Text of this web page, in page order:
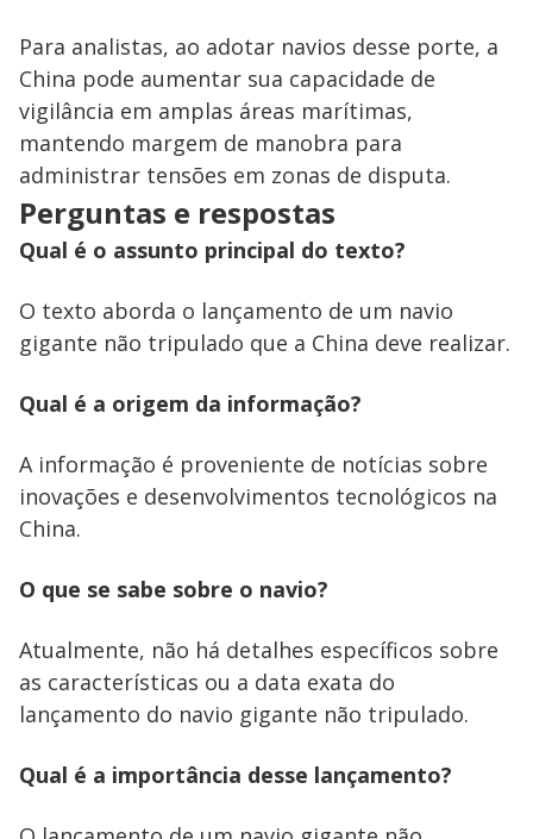
o
Para analistas, ao adotar navios desse porte, a
China pode aumentar sua capacidade de
vigilância em amplas áreas marítimas,
mantendo margem de manobra para
administrar tensões em zonas de disputa.
Perguntas e respostas
Qual é o assunto principal do texto?
O texto aborda o lançamento de um navio
gigante não tripulado que a China deve realizar.
Qual é a origem da informação?
A informação é proveniente de notícias sobre
inovações e desenvolvimentos tecnológicos na
China.
O que se sabe sobre o navio?
Atualmente, não há detalhes específicos sobre
as características ou a data exata do
lançamento do navio gigante não tripulado.
Qual é a importância desse lançamento?